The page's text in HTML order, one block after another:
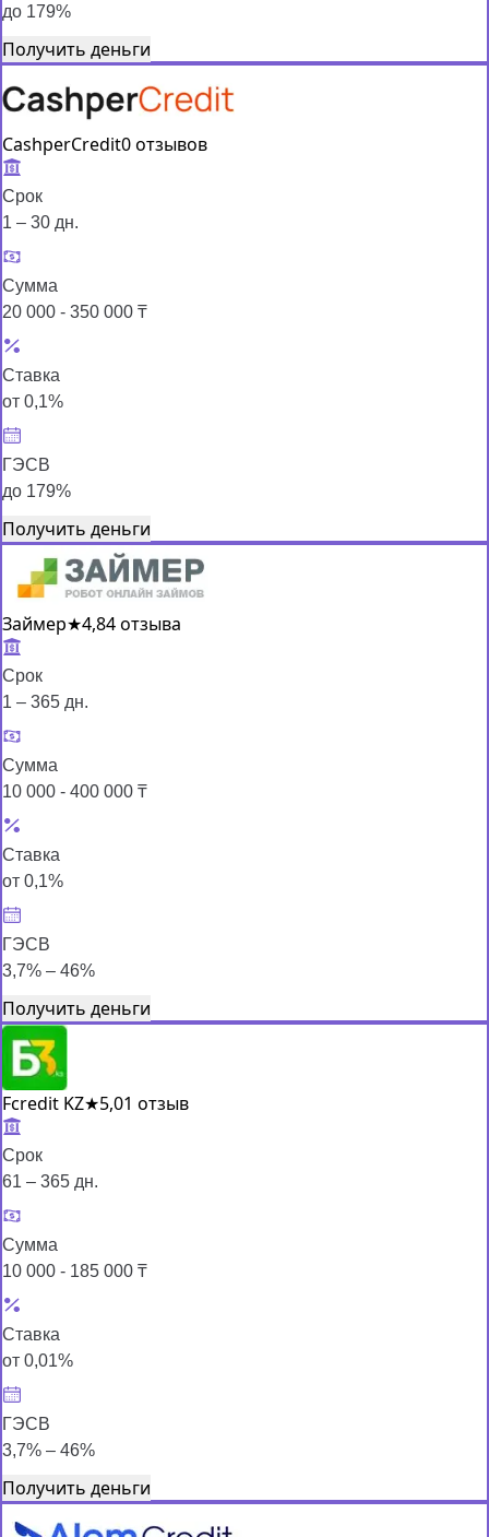
до 179%
Получить деньги
CashperCredit0 отзывов
Срок
1 – 30 дн.
Сумма
20 000 - 350 000 ₸
Ставка
от 0,1%
ГЭСВ
до 179%
Получить деньги
Займер★4,84 отзыва
Срок
1 – 365 дн.
Сумма
10 000 - 400 000 ₸
Ставка
от 0,1%
ГЭСВ
3,7% – 46%
Получить деньги
Fcredit KZ★5,01 отзыв
Срок
61 – 365 дн.
Сумма
10 000 - 185 000 ₸
Ставка
от 0,01%
ГЭСВ
3,7% – 46%
Получить деньги